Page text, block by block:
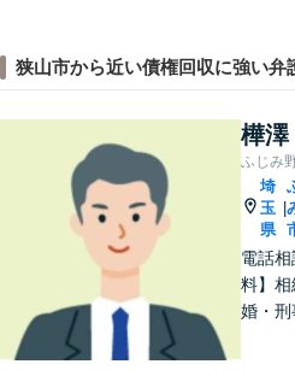
狭山市から近い債権回収に強い弁
樺澤
ふじみ
埼
玉
県
電話
料】
婚・刑